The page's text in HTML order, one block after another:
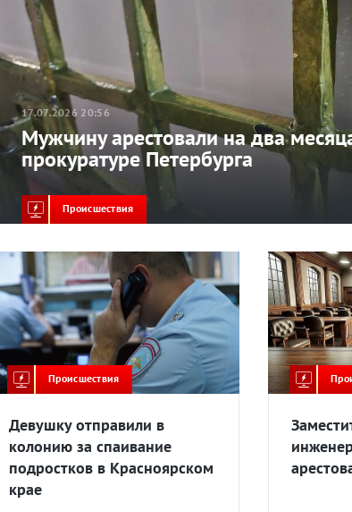
17.07.2026 20:56
Мужчину арестовали на два
прокуратуре Петербурга
Происшествия
Происшествия
Девушку отправили в
колонию за спаивание
подростков в Красноярском
крае